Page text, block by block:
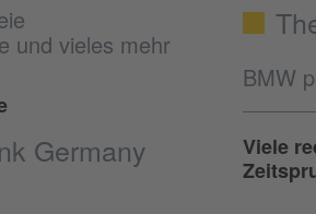
und vieles mehr
Germany
BMW
Viele